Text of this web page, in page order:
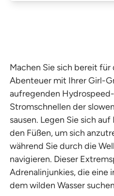
Machen Sie sich bereit
Abenteuer mit Ihrer Girl-
aufregenden
Stromschnellen der
sausen. Legen Sie sich
den Füßen, um sich
während Sie durch die
navigieren. Dieser
Adrenalinjunkies, die eine
dem wilden Wasser